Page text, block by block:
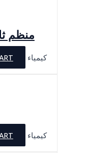
منظم
كيمياء
كيمياء